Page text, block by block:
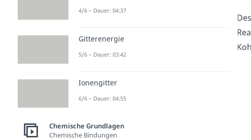
4/6 – Dauer: 04:37
Gitterenergie
5/6 – Dauer: 03:42
Ionengitter
6/6 – Dauer: 04:55
Chemische Grundlagen
Chemische Bindungen